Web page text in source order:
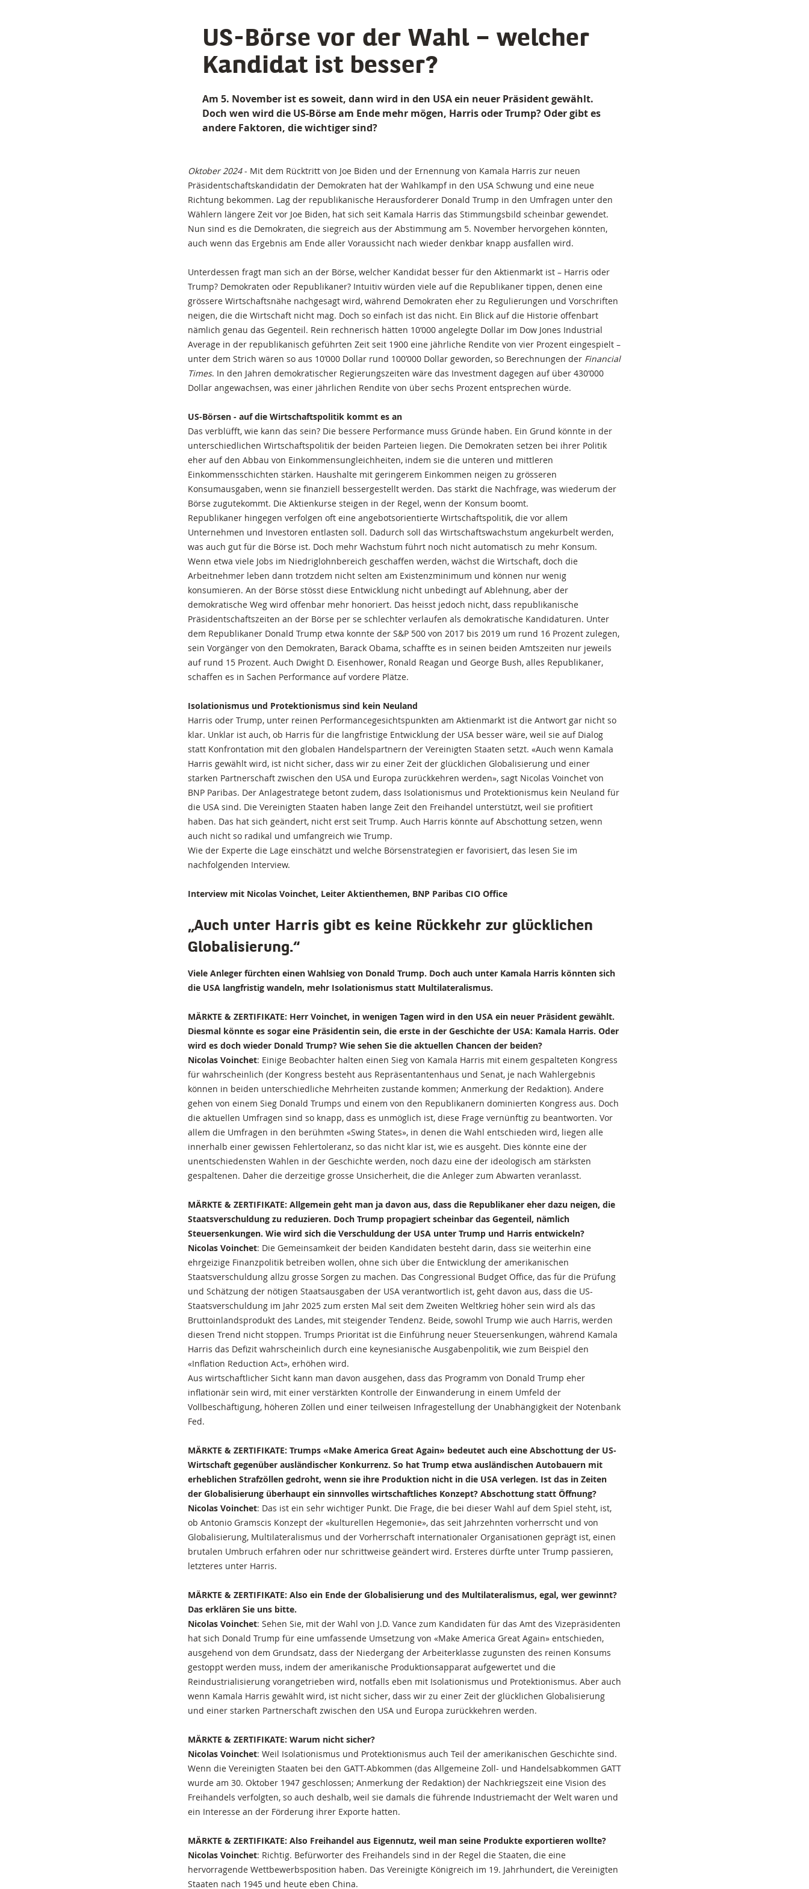
US-Börse vor der Wahl – welcher
Kandidat ist besser?
Am 5. November ist es soweit, dann wird in den USA ein neuer Präsident gewählt.
Doch wen wird die US-Börse am Ende mehr mögen, Harris oder Trump? Oder gibt es
andere Faktoren, die wichtiger sind?
Oktober 2024- Mit dem Rücktritt von Joe Biden und der Ernennung von Kamala Harris zur neuen
Präsidentschaftskandidatin der Demokraten hat der Wahlkampf in den USA Schwung und eine neue
Richtung bekommen. Lag der republikanische Herausforderer Donald Trump in den Umfragen unter den
Wählern längere Zeit vor Joe Biden, hat sich seit Kamala Harris das Stimmungsbild scheinbar gewendet.
Nun sind es die Demokraten, die siegreich aus der Abstimmung am 5. November hervorgehen könnten,
auch wenn das Ergebnis am Ende aller Voraussicht nach wieder denkbar knapp ausfallen wird.
Unterdessen fragt man sich an der Börse, welcher Kandidat besser für den Aktienmarkt ist – Harris oder
Trump? Demokraten oder Republikaner? Intuitiv würden viele auf die Republikaner tippen, denen eine
grössere Wirtschaftsnähe nachgesagt wird, während Demokraten eher zu Regulierungen und Vorschriften
neigen, die die Wirtschaft nicht mag. Doch so einfach ist das nicht. Ein Blick auf die Historie offenbart
nämlich genau das Gegenteil. Rein rechnerisch hätten 10‘000 angelegte Dollar im Dow Jones Industrial
Average in der republikanisch geführten Zeit seit 1900 eine jährliche Rendite von vier Prozent eingespielt –
unter dem Strich wären so aus 10‘000 Dollar rund 100‘000 Dollar geworden, so Berechnungen der Financial
Times. In den Jahren demokratischer Regierungszeiten wäre das Investment dagegen auf über 430‘000
Dollar angewachsen, was einer jährlichen Rendite von über sechs Prozent entsprechen würde.
US-Börsen - auf die Wirtschaftspolitik kommt es an
Das verblüfft, wie kann das sein? Die bessere Performance muss Gründe haben. Ein Grund könnte in der
unterschiedlichen Wirtschaftspolitik der beiden Parteien liegen. Die Demokraten setzen bei ihrer Politik
eher auf den Abbau von Einkommensungleichheiten, indem sie die unteren und mittleren
Einkommensschichten stärken. Haushalte mit geringerem Einkommen neigen zu grösseren
Konsumausgaben, wenn sie finanziell bessergestellt werden. Das stärkt die Nachfrage, was wiederum der
Börse zugutekommt. Die Aktienkurse steigen in der Regel, wenn der Konsum boomt.
Republikaner hingegen verfolgen oft eine angebotsorientierte Wirtschaftspolitik, die vor allem
Unternehmen und Investoren entlasten soll. Dadurch soll das Wirtschaftswachstum angekurbelt werden,
was auch gut für die Börse ist. Doch mehr Wachstum führt noch nicht automatisch zu mehr Konsum.
Wenn etwa viele Jobs im Niedriglohnbereich geschaffen werden, wächst die Wirtschaft, doch die
Arbeitnehmer leben dann trotzdem nicht selten am Existenzminimum und können nur wenig
konsumieren. An der Börse stösst diese Entwicklung nicht unbedingt auf Ablehnung, aber der
demokratische Weg wird offenbar mehr honoriert. Das heisst jedoch nicht, dass republikanische
Präsidentschaftszeiten an der Börse per se schlechter verlaufen als demokratische Kandidaturen. Unter
dem Republikaner Donald Trump etwa konnte der S&P 500 von 2017 bis 2019 um rund 16 Prozent zulegen,
sein Vorgänger von den Demokraten, Barack Obama, schaffte es in seinen beiden Amtszeiten nur jeweils
auf rund 15 Prozent. Auch Dwight D. Eisenhower, Ronald Reagan und George Bush, alles Republikaner,
schaffen es in Sachen Performance auf vordere Plätze.
Isolationismus und Protektionismus sind kein Neuland
Harris oder Trump, unter reinen Performancegesichtspunkten am Aktienmarkt ist die Antwort gar nicht so
klar. Unklar ist auch, ob Harris für die langfristige Entwicklung der USA besser wäre, weil sie auf Dialog
statt Konfrontation mit den globalen Handelspartnern der Vereinigten Staaten setzt. «Auch wenn Kamala
Harris gewählt wird, ist nicht sicher, dass wir zu einer Zeit der glücklichen Globalisierung und einer
starken Partnerschaft zwischen den USA und Europa zurückkehren werden», sagt Nicolas Voinchet von
BNP Paribas. Der Anlagestratege betont zudem, dass Isolationismus und Protektionismus kein Neuland für
die USA sind. Die Vereinigten Staaten haben lange Zeit den Freihandel unterstützt, weil sie profitiert
haben. Das hat sich geändert, nicht erst seit Trump. Auch Harris könnte auf Abschottung setzen, wenn
auch nicht so radikal und umfangreich wie Trump.
Wie der Experte die Lage einschätzt und welche Börsenstrategien er favorisiert, das lesen Sie im
nachfolgenden Interview.
Interview mit Nicolas Voinchet, Leiter Aktienthemen, BNP Paribas CIO Office
„Auch unter Harris gibt es keine Rückkehr zur glücklichen
Globalisierung.“
Viele Anleger fürchten einen Wahlsieg von Donald Trump. Doch auch unter Kamala Harris könnten sich
die USA langfristig wandeln, mehr Isolationismus statt Multilateralismus.
MÄRKTE & ZERTIFIKATE: Herr Voinchet, in wenigen Tagen wird in den USA ein neuer Präsident gewählt.
Diesmal könnte es sogar eine Präsidentin sein, die erste in der Geschichte der USA: Kamala Harris. Oder
wird es doch wieder Donald Trump? Wie sehen Sie die aktuellen Chancen der beiden?
Nicolas Voinchet: Einige Beobachter halten einen Sieg von Kamala Harris mit einem gespalteten Kongress
für wahrscheinlich (der Kongress besteht aus Repräsentantenhaus und Senat, je nach Wahlergebnis
können in beiden unterschiedliche Mehrheiten zustande kommen; Anmerkung der Redaktion). Andere
gehen von einem Sieg Donald Trumps und einem von den Republikanern dominierten Kongress aus. Doch
die aktuellen Umfragen sind so knapp, dass es unmöglich ist, diese Frage vernünftig zu beantworten. Vor
allem die Umfragen in den berühmten «Swing States», in denen die Wahl entschieden wird, liegen alle
innerhalb einer gewissen Fehlertoleranz, so das nicht klar ist, wie es ausgeht. Dies könnte eine der
unentschiedensten Wahlen in der Geschichte werden, noch dazu eine der ideologisch am stärksten
gespaltenen. Daher die derzeitige grosse Unsicherheit, die die Anleger zum Abwarten veranlasst.
MÄRKTE & ZERTIFIKATE: Allgemein geht man ja davon aus, dass die Republikaner eher dazu neigen, die
Staatsverschuldung zu reduzieren. Doch Trump propagiert scheinbar das Gegenteil, nämlich
Steuersenkungen. Wie wird sich die Verschuldung der USA unter Trump und Harris entwickeln?
Nicolas Voinchet: Die Gemeinsamkeit der beiden Kandidaten besteht darin, dass sie weiterhin eine
ehrgeizige Finanzpolitik betreiben wollen, ohne sich über die Entwicklung der amerikanischen
Staatsverschuldung allzu grosse Sorgen zu machen. Das Congressional Budget Office, das für die Prüfung
und Schätzung der nötigen Staatsausgaben der USA verantwortlich ist, geht davon aus, dass die US-
Staatsverschuldung im Jahr 2025 zum ersten Mal seit dem Zweiten Weltkrieg höher sein wird als das
Bruttoinlandsprodukt des Landes, mit steigender Tendenz. Beide, sowohl Trump wie auch Harris, werden
diesen Trend nicht stoppen. Trumps Priorität ist die Einführung neuer Steuersenkungen, während Kamala
Harris das Defizit wahrscheinlich durch eine keynesianische Ausgabenpolitik, wie zum Beispiel den
«Inflation Reduction Act», erhöhen wird.
Aus wirtschaftlicher Sicht kann man davon ausgehen, dass das Programm von Donald Trump eher
inflationär sein wird, mit einer verstärkten Kontrolle der Einwanderung in einem Umfeld der
Vollbeschäftigung, höheren Zöllen und einer teilweisen Infragestellung der Unabhängigkeit der Notenbank
Fed.
MÄRKTE & ZERTIFIKATE: Trumps «Make America Great Again» bedeutet auch eine Abschottung der US-
Wirtschaft gegenüber ausländischer Konkurrenz. So hat Trump etwa ausländischen Autobauern mit
erheblichen Strafzöllen gedroht, wenn sie ihre Produktion nicht in die USA verlegen. Ist das in Zeiten
der Globalisierung überhaupt ein sinnvolles wirtschaftliches Konzept? Abschottung statt Öffnung?
Nicolas Voinchet: Das ist ein sehr wichtiger Punkt. Die Frage, die bei dieser Wahl auf dem Spiel steht, ist,
ob Antonio Gramscis Konzept der «kulturellen Hegemonie», das seit Jahrzehnten vorherrscht und von
Globalisierung, Multilateralismus und der Vorherrschaft internationaler Organisationen geprägt ist, einen
brutalen Umbruch erfahren oder nur schrittweise geändert wird. Ersteres dürfte unter Trump passieren,
letzteres unter Harris.
MÄRKTE & ZERTIFIKATE: Also ein Ende der Globalisierung und des Multilateralismus, egal, wer gewinnt?
Das erklären Sie uns bitte.
Nicolas Voinchet: Sehen Sie, mit der Wahl von J.D. Vance zum Kandidaten für das Amt des Vizepräsidenten
hat sich Donald Trump für eine umfassende Umsetzung von «Make America Great Again» entschieden,
ausgehend von dem Grundsatz, dass der Niedergang der Arbeiterklasse zugunsten des reinen Konsums
gestoppt werden muss, indem der amerikanische Produktionsapparat aufgewertet und die
Reindustrialisierung vorangetrieben wird, notfalls eben mit Isolationismus und Protektionismus. Aber auch
wenn Kamala Harris gewählt wird, ist nicht sicher, dass wir zu einer Zeit der glücklichen Globalisierung
und einer starken Partnerschaft zwischen den USA und Europa zurückkehren werden.
MÄRKTE & ZERTIFIKATE: Warum nicht sicher?
Nicolas Voinchet: Weil Isolationismus und Protektionismus auch Teil der amerikanischen Geschichte sind.
Wenn die Vereinigten Staaten bei den GATT-Abkommen (das Allgemeine Zoll- und Handelsabkommen GATT
wurde am 30. Oktober 1947 geschlossen; Anmerkung der Redaktion) der Nachkriegszeit eine Vision des
Freihandels verfolgten, so auch deshalb, weil sie damals die führende Industriemacht der Welt waren und
ein Interesse an der Förderung ihrer Exporte hatten.
MÄRKTE & ZERTIFIKATE: Also Freihandel aus Eigennutz, weil man seine Produkte exportieren wollte?
Nicolas Voinchet: Richtig. Befürworter des Freihandels sind in der Regel die Staaten, die eine
hervorragende Wettbewerbsposition haben. Das Vereinigte Königreich im 19. Jahrhundert, die Vereinigten
Staaten nach 1945 und heute eben China.